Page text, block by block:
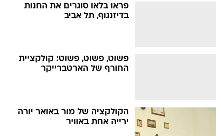
פראו בלאו סוגרים את החנות
בדיזנגוף, תל אביב
פשוט, פשוט, פשוט: קולקציית
החורף של הארטברייקר
הקולקציה של מור באואר יורה
ירייה אחת באוויר